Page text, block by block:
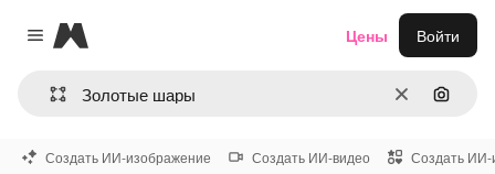
Close menu
Magnific
ОчиститьПоиск
Цены Войти
Создать ИИ-изображение Создать ИИ-видео Создать ИИ-